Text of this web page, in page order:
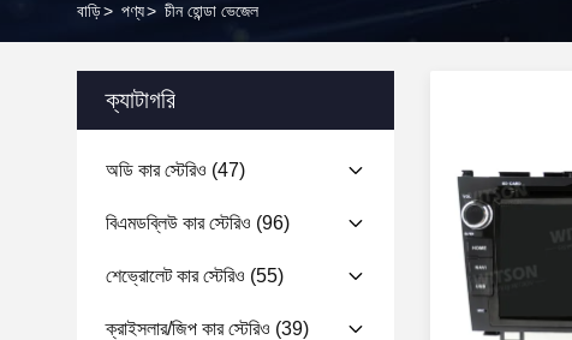
বাড়ি> পণ্য> চীন হোন্ডা ভেজেল
ক্যাটাগরি
অডি কার স্টেরিও (47)
বিএমডব্লিউ কার স্টেরিও (96)
শেভ্রোলেট কার স্টেরিও (55)
ক্রাইসলার/জিপ কার স্টেরিও (39)